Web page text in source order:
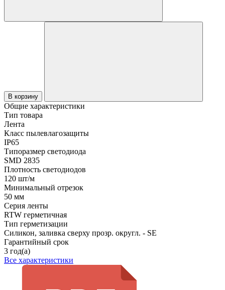
В корзину
Общие характеристики
Тип товара
Лента
Класс пылевлагозащиты
IP65
Типоразмер светодиода
SMD 2835
Плотность светодиодов
120 шт/м
Минимальный отрезок
50 мм
Серия ленты
RTW герметичная
Тип герметизации
Силикон, заливка сверху прозр. округл. - SE
Гарантийный срок
3 год(а)
Все характеристики